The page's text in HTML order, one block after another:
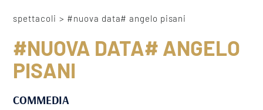
spettacoli > #nuova data# angelo pisani
#NUOVA DATA# ANGELO
PISANI
COMMEDIA